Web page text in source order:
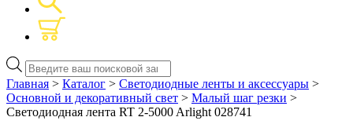
Поиск
товаров
Главная > Каталог > Светодиодные ленты и аксессуары >
Основной и декоративный свет > Малый шаг резки >
Светодиодная лента RT 2-5000 Arlight 028741